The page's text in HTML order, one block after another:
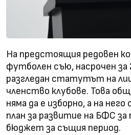
На предстоящия редовен
футболен съю, насрочен за
разгледан статутът на
членство клубове. Това
няма да е изборно, а на
план за развитие на БФС
бюджет за същия период.